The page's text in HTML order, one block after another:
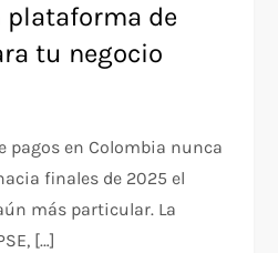
plataforma de
tu negocio
pagos en Colombia nunca
finales de 2025 el
más particular. La
[…]